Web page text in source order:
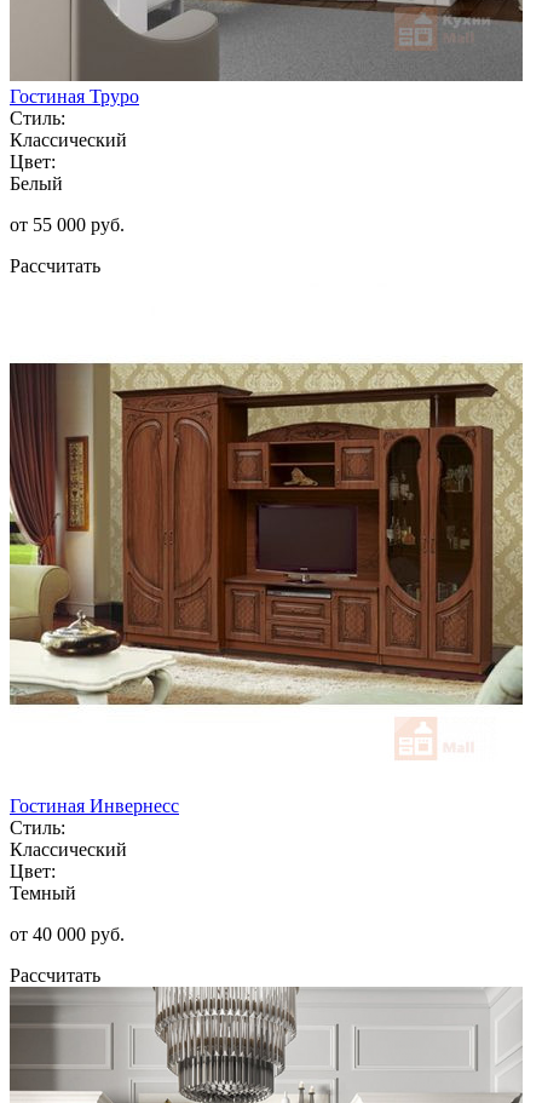
Гостиная Труро
Стиль:
Классический
Цвет:
Белый
от 55 000 руб.
Рассчитать
Гостиная Инвернесс
Стиль:
Классический
Цвет:
Темный
от 40 000 руб.
Рассчитать